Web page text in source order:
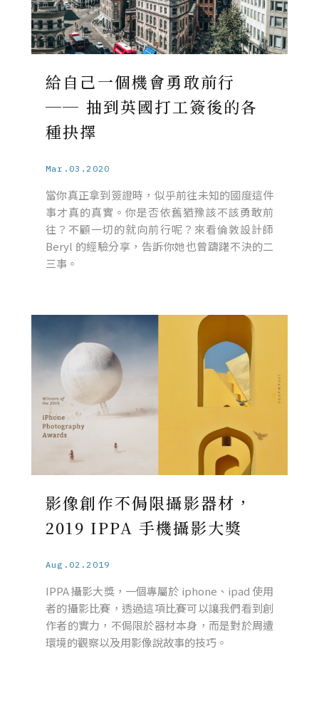
給自己一個機會勇敢前行
── 抽到英國打工簽後的各
種抉擇
Mar.03.2020
當你真正拿到簽證時，似乎前往未知的國度這件
事才真的真實。你是否依舊猶豫該不該勇敢前
往？不顧一切的就向前行呢？來看倫敦設計師
Beryl 的經驗分享，告訴你她也曾躊躇不決的二
三事。
影像創作不侷限攝影器材，
2019 IPPA 手機攝影大獎
Aug.02.2019
IPPA 攝影大獎，一個專屬於 iphone、ipad 使用
者的攝影比賽，透過這項比賽可以讓我們看到創
作者的實力，不侷限於器材本身，而是對於周遭
環境的觀察以及用影像說故事的技巧。